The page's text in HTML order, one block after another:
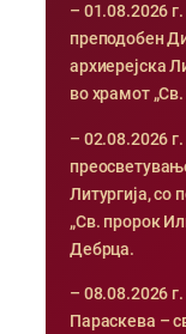
– 01.08.2026
преподобен
архиерејска
во храмот
– 02.08.2026
Литургија, со
„Св. пророк
Дебрца.
– 08.08.2026
Параскева –